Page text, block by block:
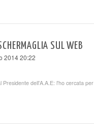
SUL WEB
2014 20:22
dell'A.A.E: l'ho cercata